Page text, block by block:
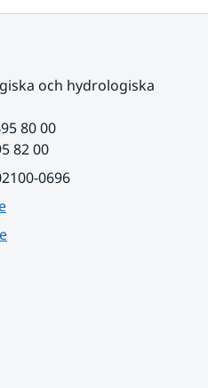
och hydrologiska
80 00
82 00
0696